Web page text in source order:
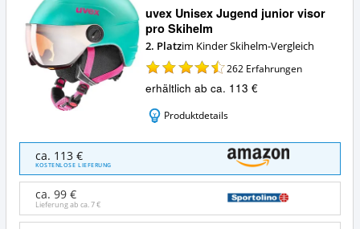
uvex Unisex Jugend junior visor
pro Skihelm
2. Platzim Kinder Skihelm-Vergleich
262 Erfahrungen
erhältlich ab ca. 113 €
Produktdetails
uvex
Unisex
Jugend
junior
visor
pro
ca. 113 €
KOSTENLOSE LIEFERUNG
ca. 99 €
Lieferung ab ca.7 €